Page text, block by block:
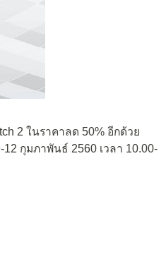
2 ในราคาลด 50% อีกด้วย
กุมภาพันธ์ 2560 เวลา 10.00-